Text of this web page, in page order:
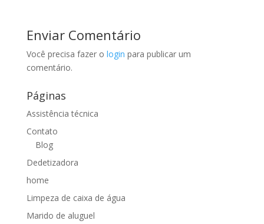
Enviar Comentário
Você precisa fazer o login para publicar um
comentário.
Páginas
Assistência técnica
Contato
Blog
Dedetizadora
home
Limpeza de caixa de água
Marido de aluguel